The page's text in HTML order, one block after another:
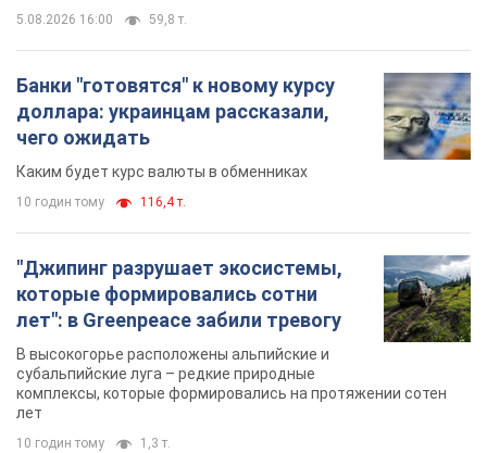
5.08.2026 16:00 59,8 т.
Банки "готовятся" к новому курсу
доллара: украинцам рассказали,
чего ожидать
Каким будет курс валюты в обменниках
10 годин тому 116,4 т.
"Джипинг разрушает экосистемы,
которые формировались сотни
лет": в Greenpeace забили тревогу
В высокогорье расположены альпийские и
субальпийские луга – редкие природные
комплексы, которые формировались на протяжении сотен
лет
10 годин тому 1,3 т.